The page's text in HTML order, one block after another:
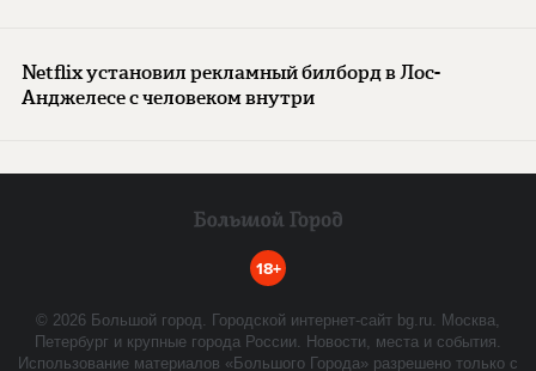
Netflix установил рекламный билборд в Лос-
Анджелесе с человеком внутри
18+
© 2026 Большой город. Городской интернет-сайт bg.ru. Москва,
Петербург и крупные города России. Новости, места и события.
Использование материалов «Большого Города» разрешено только с